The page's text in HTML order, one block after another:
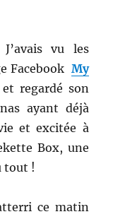
vu les
Facebook My
regardé son
ayant déjà
et excitée à
Box, une
tout !
ce matin